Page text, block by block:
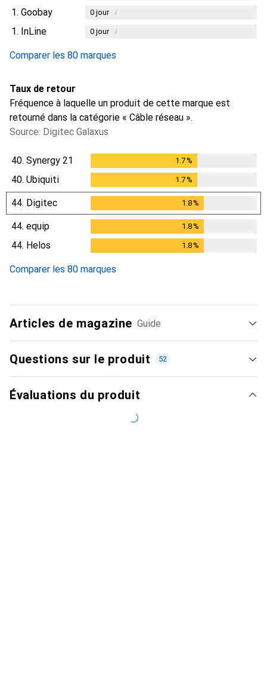
1. Goobay 0jour i
1. InLine 0jour i
Comparer les 80 marques
Taux de retour
Fréquence à laquelle un produit de cette marque est
retourné dans la catégorie « Câble réseau ».
Source: Digitec Galaxus
40. Synergy 21 1.7%
40. Ubiquiti 1.7%
44. Digitec 1.8%
44. equip 1.8%
44. Helos 1.8%
Comparer les 80 marques
Articles de magazine Guide
Questions sur le produit 52
Évaluations du produit